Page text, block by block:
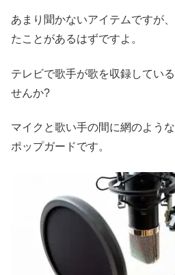
あまり聞かないアイテムですが
たことがあるはずですよ。
テレビで歌手が歌を収録してい
せんか?
マイクと歌い手の間に網のよう
ポップガードです。